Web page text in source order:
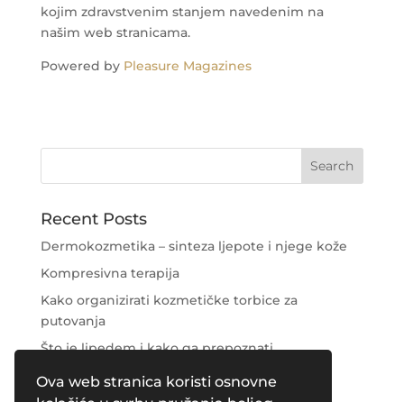
Ova web stranica koristi osnovne
kojim zdravstvenim stanjem navedenim na
našim web stranicama.
Powered by Pleasure Magazines
Recent Posts
Dermokozmetika – sinteza ljepote i njege kože
Kompresivna terapija
Kako organizirati kozmetičke torbice za
putovanja
Što je lipedem i kako ga prepoznati
Njega područja oko očiju